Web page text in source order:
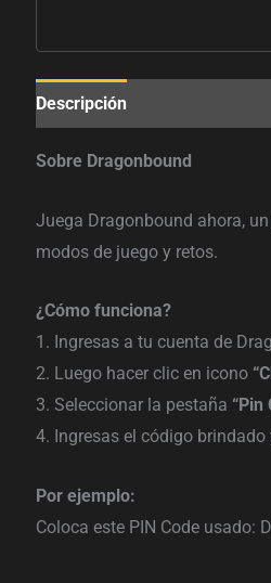
Descripción
Sobre Dragonbound
Juega Dragonbound ahora,
modos de juego y retos.
¿Cómo funciona?
1. Ingresas a tu cuenta de
2. Luego hacer clic en icono
3. Seleccionar la pestaña “Pin
4. Ingresas el código
Por ejemplo:
Coloca este PIN Code usado: